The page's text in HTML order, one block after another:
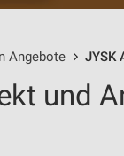
Angebote JYSK
und